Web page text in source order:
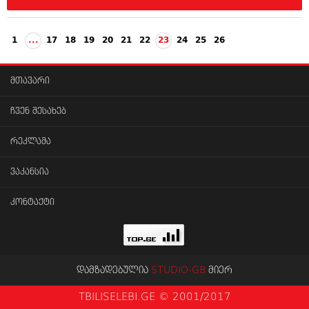
1 ... 17 18 19 20 21 22 23 24 25 26
მთავარი
ჩვენ შესახებ
რეკლამა
ვაკანსია
კონტაქტი
დამზადებულია STUDIO-GB მიერ
TBILISELEBI.GE © 2001/2017